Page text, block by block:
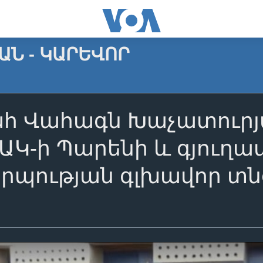
- ԿԱՐԵՎՈՐ
Վահագն
ի Պարենի և
գլխավոր